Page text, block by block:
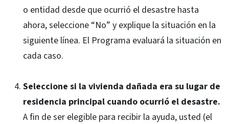
o entidad desde que ocurrió el desastre hasta
ahora, seleccione “No” y explique la situación en la
siguiente línea. El Programa evaluará la situación en
cada caso.
Seleccione si la vivienda dañada era su lugar de
residencia principal cuando ocurrió el desastre.
A fin de ser elegible para recibir la ayuda, usted (el